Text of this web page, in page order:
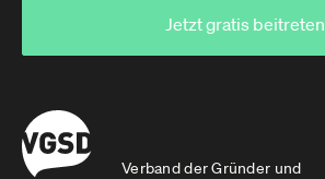
Verband der Gründer und
Jetzt gratis beitreten